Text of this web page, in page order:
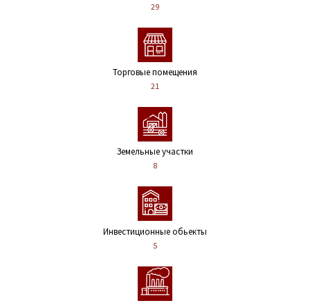
29
Торговые помещения
21
Земельные участки
8
Инвестиционные обьекты
5